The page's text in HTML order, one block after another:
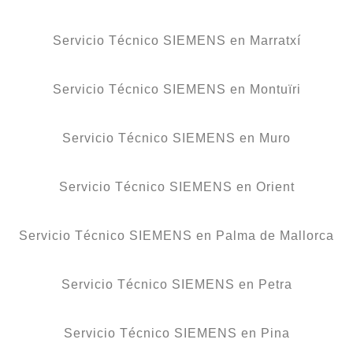
Servicio Técnico SIEMENS en Marratxí
Servicio Técnico SIEMENS en Montuïri
Servicio Técnico SIEMENS en Muro
Servicio Técnico SIEMENS en Orient
Servicio Técnico SIEMENS en Palma de Mallorca
Servicio Técnico SIEMENS en Petra
Servicio Técnico SIEMENS en Pina